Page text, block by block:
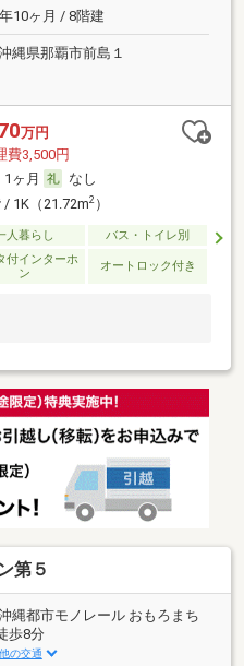
10ヶ月 / 8階建
縄県那覇市前島１
万円
費3,500円
1ヶ月
なし
/ 1K（21.72m2）
人暮らし バス・トイレ別
付インターホ
ン
オートロック付き
第５
縄都市モノレール おもろまち
歩8分
の交通